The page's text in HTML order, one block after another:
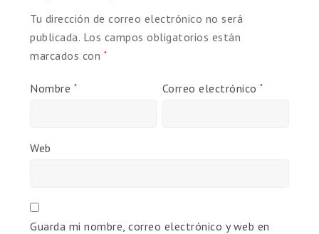
Tu dirección de correo electrónico no será
publicada. Los campos obligatorios están
marcados con *
Nombre * Correo electrónico*
Web
Guarda mi nombre, correo electrónico y web en